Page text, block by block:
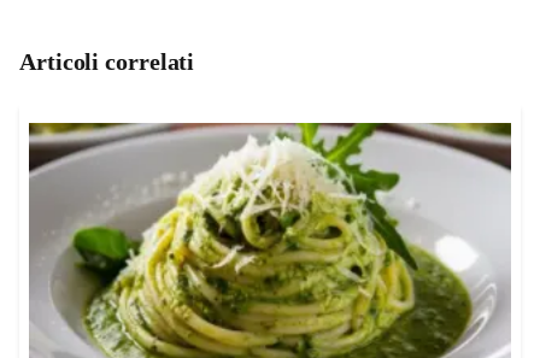
Articoli correlati